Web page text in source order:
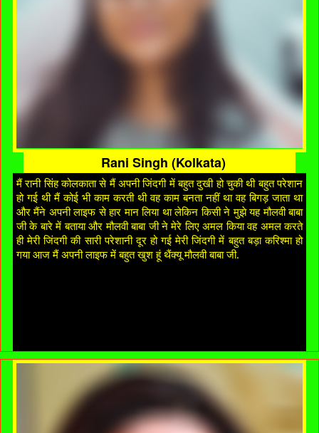
Rani Singh (Kolkata)
मैं रानी सिंह कोलकाता से मैं अपनी जिंदगी में बहुत दुखी हो चुकी थी बहुत परेशान
हो गई थी मैं कोई भी काम करती थी वह काम बनता नहीं था वह बिगड़ जाता था
और मैंने अपनी लाइफ से हार मान लिया था लेकिन किसी ने मुझे यह मौलवी बाबा
जी के बारे में बताया और मौलवी बाबा जी ने मेरे लिए अमल किया वह अमल करते
ही मेरी जिंदगी की सारी परेशानी दूर हो गई मेरी जिंदगी में बहुत बड़ा करिश्मा हो
गया आज मैं अपनी लाइफ में बहुत खुश हूं थैंक्यू मौलवी बाबा जी.